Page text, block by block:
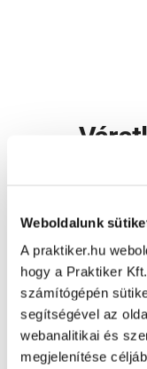
Weboldalunk
A praktiker.hu
hogy a Praktiker
számítógépén
segítségével az
webanalitikai és
megjelenítése